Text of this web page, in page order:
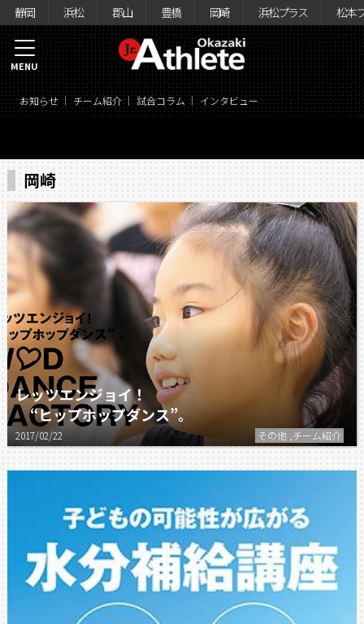
静岡 浜松 郡山 豊橋 岡崎 浜松プラス 松本
お知らせ チーム紹介 試合コラム インタビュー
MENU
岡崎
レッツエンジョイ！
“ヒップホップダンス”。
2017/02/22 その他 ,チーム紹介